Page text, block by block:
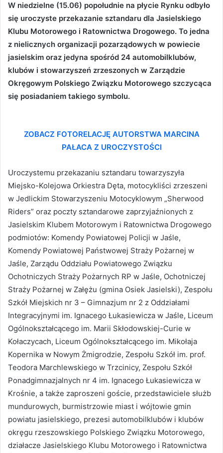
W niedzielne (15.06) popołudnie na płycie Rynku odbyło
się uroczyste przekazanie sztandaru dla Jasielskiego
Klubu Motorowego i Ratownictwa Drogowego. To jedna
z nielicznych organizacji pozarządowych w powiecie
jasielskim oraz jedyna spośród 24 automobilklubów,
klubów i stowarzyszeń zrzeszonych w Zarządzie
Okręgowym Polskiego Związku Motorowego szczycąca
się posiadaniem takiego symbolu.
ZOBACZ FOTORELACJĘ AUTORSTWA MARCINA
PAŁACA Z UROCZYSTOŚCI
Uroczystemu przekazaniu sztandaru towarzyszyła
Miejsko-Kolejowa Orkiestra Dęta, motocykliści zrzeszeni
w Jedlickim Stowarzyszeniu Motocyklowym „Sherwood
Riders” oraz poczty sztandarowe zaprzyjaźnionych z
Jasielskim Klubem Motorowym i Ratownictwa Drogowego
podmiotów: Komendy Powiatowej Policji w Jaśle,
Komendy Powiatowej Państwowej Straży Pożarnej w
Jaśle, Zarządu Oddziału Powiatowego Związku
Ochotniczych Straży Pożarnych RP w Jaśle, Ochotniczej
Straży Pożarnej w Załężu (gmina Osiek Jasielski), Zespołu
Szkół Miejskich nr 3 – Gimnazjum nr 2 z Oddziałami
Integracyjnymi im. Ignacego Łukasiewicza w Jaśle, Liceum
Ogólnokształcącego im. Marii Skłodowskiej-Curie w
Kołaczycach, Liceum Ogólnokształcącego im. Mikołaja
Kopernika w Nowym Żmigrodzie, Zespołu Szkół im. prof.
Teodora Marchlewskiego w Trzcinicy, Zespołu Szkół
Ponadgimnazjalnych nr 4 im. Ignacego Łukasiewicza w
Krośnie, a także zaproszeni goście, przedstawiciele służb
mundurowych, burmistrzowie miast i wójtowie gmin
powiatu jasielskiego, prezesi automobilklubów i klubów
okręgu rzeszowskiego Polskiego Związku Motorowego,
działacze Jasielskiego Klubu Motorowego i Ratownictwa